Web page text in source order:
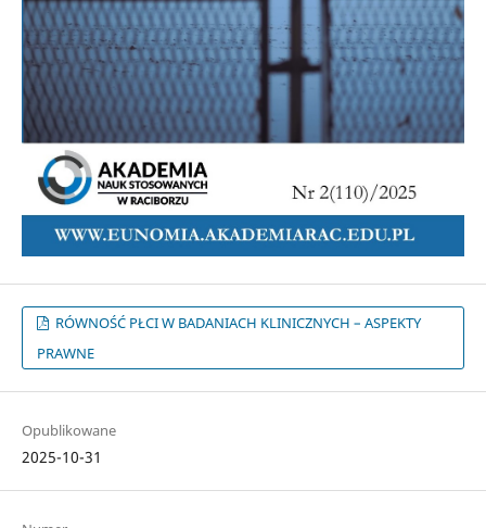
RÓWNOŚĆ PŁCI W BADANIACH KLINICZNYCH – ASPEKTY
PRAWNE
Opublikowane
2025-10-31